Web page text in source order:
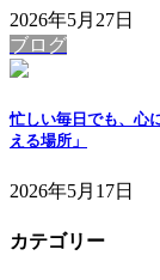
2026年5月27日
ブログ
忙しい毎日でも、心
える場所」
2026年5月17日
カテゴリー